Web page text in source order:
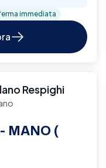
immediata
Respighi
MANO (